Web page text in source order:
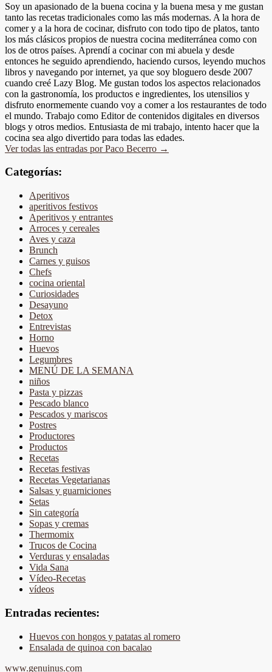
Soy un apasionado de la buena cocina y la buena mesa y me gustan
tanto las recetas tradicionales como las más modernas. A la hora de
comer y a la hora de cocinar, disfruto con todo tipo de platos, tanto
los más clásicos propios de nuestra cocina mediterránea como con
los de otros países. Aprendí a cocinar con mi abuela y desde
entonces he seguido aprendiendo, haciendo cursos, leyendo muchos
libros y navegando por internet, ya que soy bloguero desde 2007
cuando creé Lazy Blog. Me gustan todos los aspectos relacionados
con la gastronomía, los productos e ingredientes, los utensilios y
disfruto enormemente cuando voy a comer a los restaurantes de todo
el mundo. Trabajo como Editor de contenidos digitales en diversos
blogs y otros medios. Entusiasta de mi trabajo, intento hacer que la
cocina sea algo divertido para todas las edades.
Ver todas las entradas por Paco Becerro →
Categorías:
Aperitivos
aperitivos festivos
Aperitivos y entrantes
Arroces y cereales
Aves y caza
Brunch
Carnes y guisos
Chefs
cocina oriental
Curiosidades
Desayuno
Detox
Entrevistas
Horno
Huevos
Legumbres
MENÚ DE LA SEMANA
niños
Pasta y pizzas
Pescado blanco
Pescados y mariscos
Postres
Productores
Productos
Recetas
Recetas festivas
Recetas Vegetarianas
Salsas y guarniciones
Setas
Sin categoría
Sopas y cremas
Thermomix
Trucos de Cocina
Verduras y ensaladas
Vida Sana
Vídeo-Recetas
vídeos
Entradas recientes:
Huevos con hongos y patatas al romero
Ensalada de quinoa con bacalao
www.genuinus.com